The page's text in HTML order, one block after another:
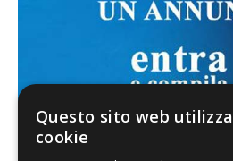
Questo sito web utilizza
cookie